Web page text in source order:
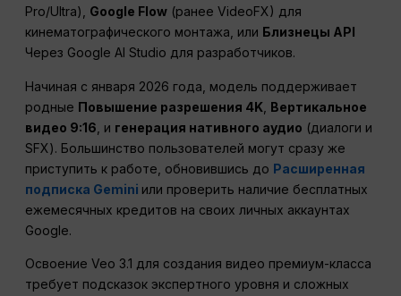
Pro/Ultra), Google Flow (ранее VideoFX) для
кинематографического монтажа, или Близнецы API
Через Google AI Studio для разработчиков.
Начиная с января 2026 года, модель поддерживает
родные Повышение разрешения 4K Вертикальное
видео 9:16 , и генерация нативного аудио (диалоги и
SFX). Большинство пользователей могут сразу же
приступить к работе, обновившись до Расширенная
подписка Gemini или проверить наличие бесплатных
ежемесячных кредитов на своих личных аккаунтах
Google.
Освоение Veo 3.1 для создания видео премиум-класса
требует подсказок экспертного уровня и сложных